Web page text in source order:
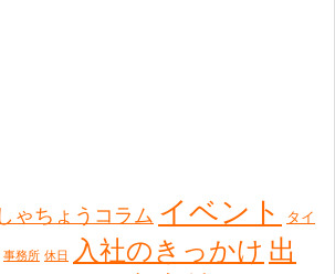
しゃちょうコラム イベント タイ
事務所 休日 入社のきっかけ 出